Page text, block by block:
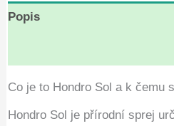
Popis
Co je to Hondro Sol a k čemu
Hondro Sol je přírodní sprej